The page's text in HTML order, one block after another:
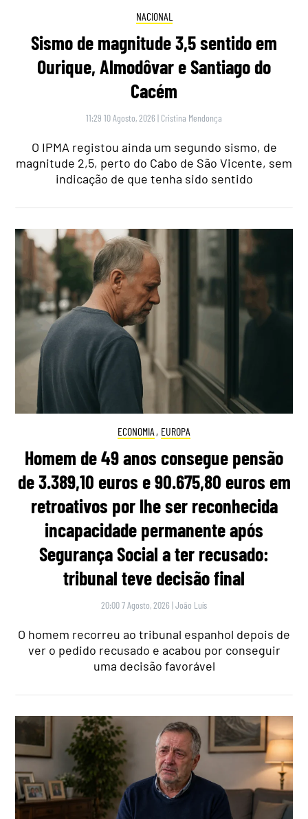
NACIONAL
Sismo de magnitude 3,5 sentido em
Ourique, Almodôvar e Santiago do
Cacém
11:29 10 Agosto, 2026 | Cristina Mendonça
O IPMA registou ainda um segundo sismo, de
magnitude 2,5, perto do Cabo de São Vicente, sem
indicação de que tenha sido sentido
ECONOMIA , EUROPA
Homem de 49 anos consegue pensão
de 3.389,10 euros e 90.675,80 euros em
retroativos por lhe ser reconhecida
incapacidade permanente após
Segurança Social a ter recusado:
tribunal teve decisão final
20:00 7 Agosto, 2026 |João Luís
O homem recorreu ao tribunal espanhol depois de
ver o pedido recusado e acabou por conseguir
uma decisão favorável